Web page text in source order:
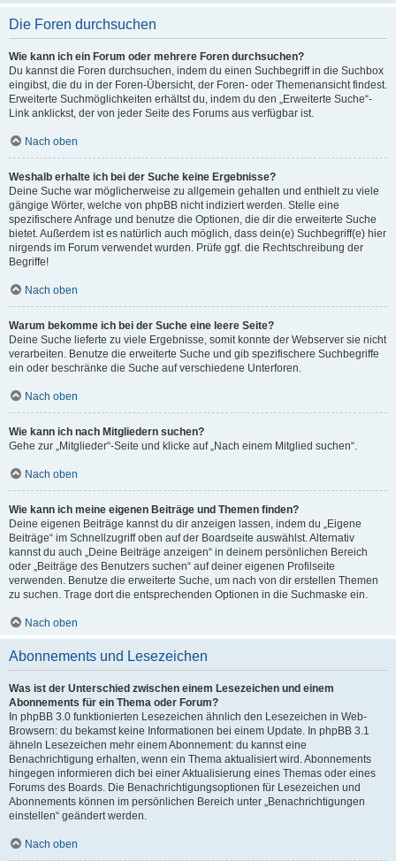
Die Foren durchsuchen
Wie kann ich ein Forum oder mehrere Foren durchsuchen?
Du kannst die Foren durchsuchen, indem du einen Suchbegriff in die Suchbox
eingibst, die du in der Foren-Übersicht, der Foren- oder Themenansicht findest.
Erweiterte Suchmöglichkeiten erhältst du, indem du den „Erweiterte Suche“-
Link anklickst, der von jeder Seite des Forums aus verfügbar ist.
Nach oben
Weshalb erhalte ich bei der Suche keine Ergebnisse?
Deine Suche war möglicherweise zu allgemein gehalten und enthielt zu viele
gängige Wörter, welche von phpBB nicht indiziert werden. Stelle eine
spezifischere Anfrage und benutze die Optionen, die dir die erweiterte Suche
bietet. Außerdem ist es natürlich auch möglich, dass dein(e) Suchbegriff(e) hier
nirgends im Forum verwendet wurden. Prüfe ggf. die Rechtschreibung der
Begriffe!
Nach oben
Warum bekomme ich bei der Suche eine leere Seite?
Deine Suche lieferte zu viele Ergebnisse, somit konnte der Webserver sie nicht
verarbeiten. Benutze die erweiterte Suche und gib spezifischere Suchbegriffe
ein oder beschränke die Suche auf verschiedene Unterforen.
Nach oben
Wie kann ich nach Mitgliedern suchen?
Gehe zur „Mitglieder“-Seite und klicke auf „Nach einem Mitglied suchen“.
Nach oben
Wie kann ich meine eigenen Beiträge und Themen finden?
Deine eigenen Beiträge kannst du dir anzeigen lassen, indem du „Eigene
Beiträge“ im Schnellzugriff oben auf der Boardseite auswählst. Alternativ
kannst du auch „Deine Beiträge anzeigen“ in deinem persönlichen Bereich
oder „Beiträge des Benutzers suchen“ auf deiner eigenen Profilseite
verwenden. Benutze die erweiterte Suche, um nach von dir erstellen Themen
zu suchen. Trage dort die entsprechenden Optionen in die Suchmaske ein.
Nach oben
Abonnements und Lesezeichen
Was ist der Unterschied zwischen einem Lesezeichen und einem
Abonnements für ein Thema oder Forum?
In phpBB 3.0 funktionierten Lesezeichen ähnlich den Lesezeichen in Web-
Browsern: du bekamst keine Informationen bei einem Update. In phpBB 3.1
ähneln Lesezeichen mehr einem Abonnement: du kannst eine
Benachrichtigung erhalten, wenn ein Thema aktualisiert wird. Abonnements
hingegen informieren dich bei einer Aktualisierung eines Themas oder eines
Forums des Boards. Die Benachrichtigungsoptionen für Lesezeichen und
Abonnements können im persönlichen Bereich unter „Benachrichtigungen
einstellen“ geändert werden.
Nach oben